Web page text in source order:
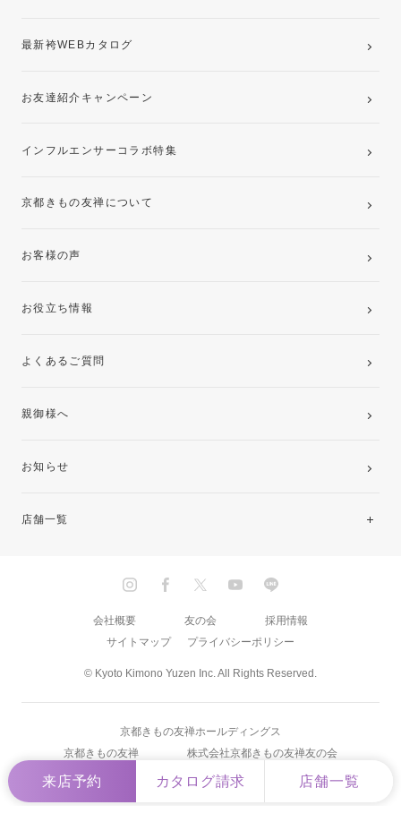
来店予約 カタログ請求 店舗一覧
最新袴WEBカタログ
お友達紹介キャンペーン
インフルエンサーコラボ特集
京都きもの友禅について
お客様の声
お役立ち情報
よくあるご質問
親御様へ
お知らせ
店舗一覧
九州
© Kyoto Kimono Yuzen Inc. All Rights Reserved.
会社概要 友の会
採用情報
サイトマップ
プライバシーポリシー
京都きもの友禅ホールディングス
京都きもの友禅
株式会社京都きもの友禅友の会